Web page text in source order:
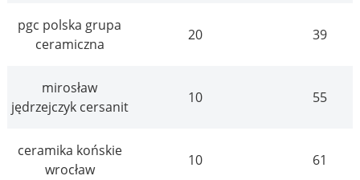
pgc polska grupa
ceramiczna
20 39
mirosław
jędrzejczyk cersanit
10 55
ceramika końskie
wrocław
10 61